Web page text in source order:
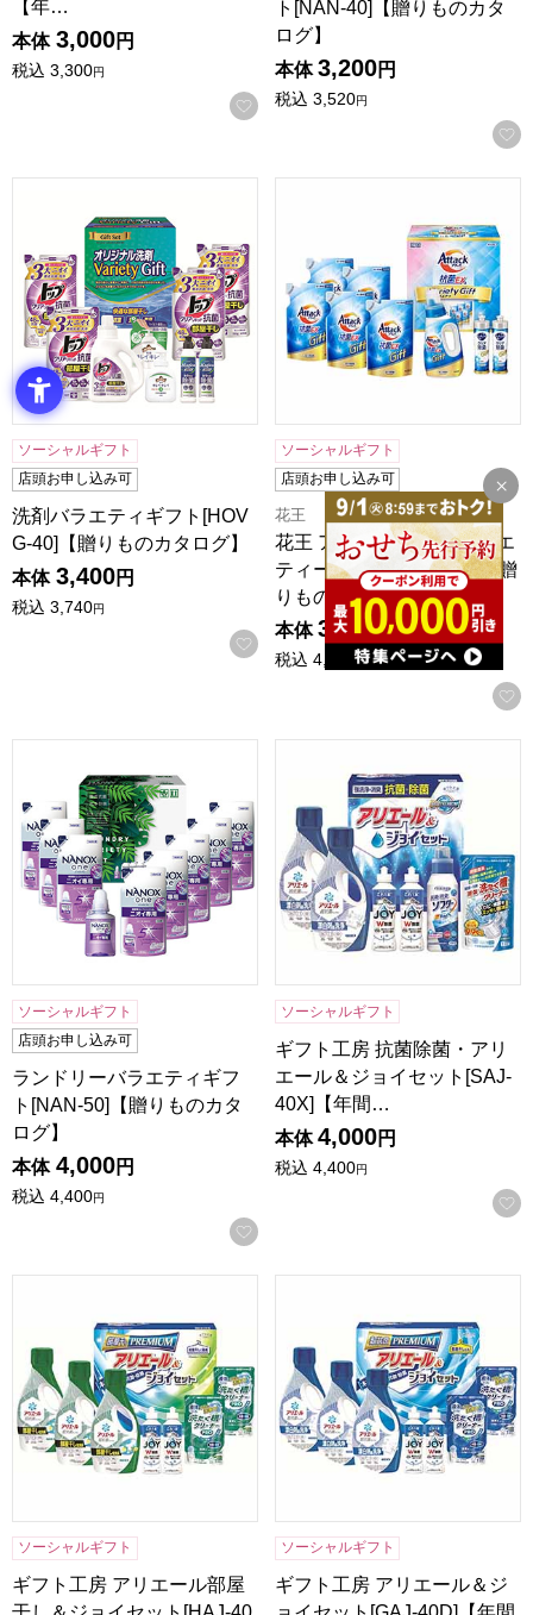
【年…
本体 3,000円
税込 3,300円
お気に入りに登録する
ト[NAN-40]【贈りものカタ
ログ】
本体 3,200円
税込 3,520円
ソーシャルギフト
店頭お申し込み可
洗剤バラエティギフト[HOV
G-40]【贈りものカタログ】
本体 3,400円
税込 3,740円
お気に入りに登録する
ソーシャルギフト
店頭お申し込み可
花王
花王 アタック抗菌EXバラエ
ティーギフト[KAU-40A]【贈
りものカ…
本体 3,800円
税込 4,180円
ソーシャルギフト
店頭お申し込み可
ランドリーバラエティギフ
ト[NAN-50]【贈りものカタ
ログ】
本体 4,000円
税込 4,400円
お気に入りに登録する
ソーシャルギフト
ギフト工房 抗菌除菌・アリ
エール＆ジョイセット[SAJ-
40X]【年間…
本体 4,000円
税込 4,400円
ソーシャルギフト
ギフト工房 アリエール部屋
ソーシャルギフト
ギフト工房 アリエール＆ジ